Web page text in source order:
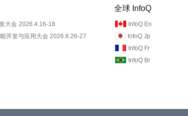
大会 2026.4.16-18
开发与应用大会 2026.6.26-27
全球 InfoQ
InfoQ En
InfoQ Jp
InfoQ Fr
InfoQ Br